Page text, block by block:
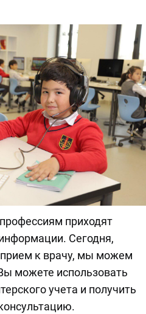
приходят
Сегодня,
к врачу, мы можем
можете использовать
учета и получить